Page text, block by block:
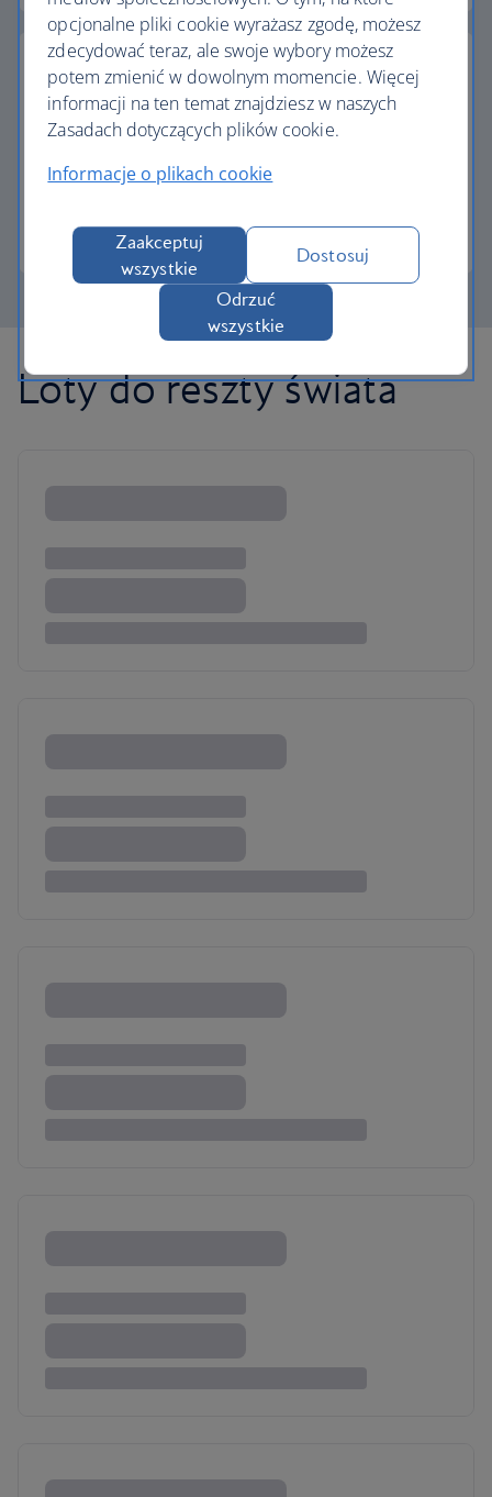
Częściowa płatność w Avios
Płacisz mniej za następny lot, jeśli wymienisz Avios.
Więcej informacji o płatności częściowej
Loty do reszty świata
opcjonalne pliki cookie wyrażasz zgodę, możesz
zdecydować teraz, ale swoje wybory możesz
potem zmienić w dowolnym momencie. Więcej
informacji na ten temat znajdziesz w naszych
Zasadach dotyczących plików cookie.
Informacje o plikach cookie
Zaakceptuj
wszystkie
Dostosuj
Odrzuć
wszystkie